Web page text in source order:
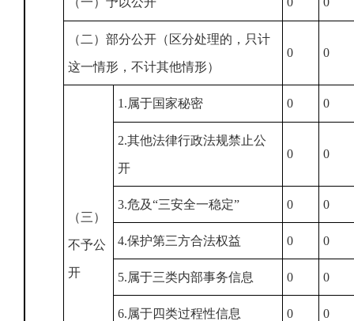
（二）部分公开（区分处理的，只计
这一情形，不计其他情形）
0 0
（三）
不予公
开
1.属于国家秘密 0 0
2.其他法律行政法规禁止公
开
0 0
3.危及“三安全一稳定” 0 0
4.保护第三方合法权益 0 0
5.属于三类内部事务信息 0 0
6.属于四类过程性信息 0 0